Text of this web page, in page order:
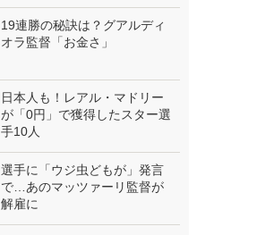
19連勝の秘訣は？グアルディ
オラ監督「お金さ」
日本人も！レアル・マドリー
が「0円」で獲得したスター選
手10人
選手に「ウジ虫どもが」発言
で…あのマッツァーリ監督が
解雇に